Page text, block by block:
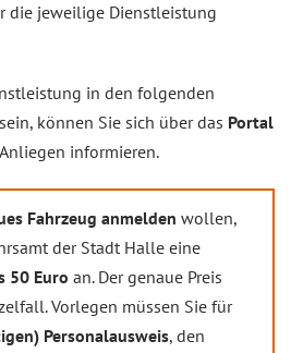
die jeweilige Dienstleistung
in den folgenden
können Sie sich über das Portal
informieren.
Fahrzeug anmelden wollen,
der Stadt Halle eine
50 Euro an. Der genaue Preis
Vorlegen müssen Sie für
Personalausweis, den